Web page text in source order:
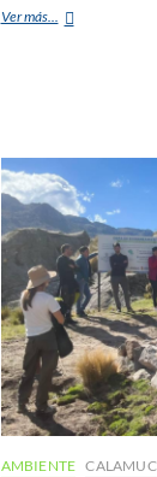
Ver más...
AMBIENTE